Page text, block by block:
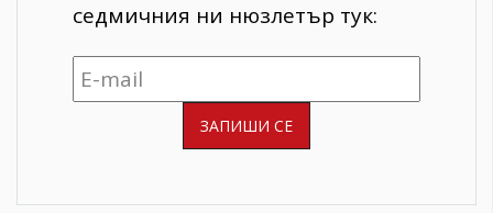
седмичния ни нюзлетър тук: